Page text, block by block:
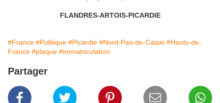
FLANDRES-ARTOIS-PICARDIE
#France #Politique #Picardie #Nord-Pas-de-Calais #Hauts-de-
France #plaque #immatriculation
Partager